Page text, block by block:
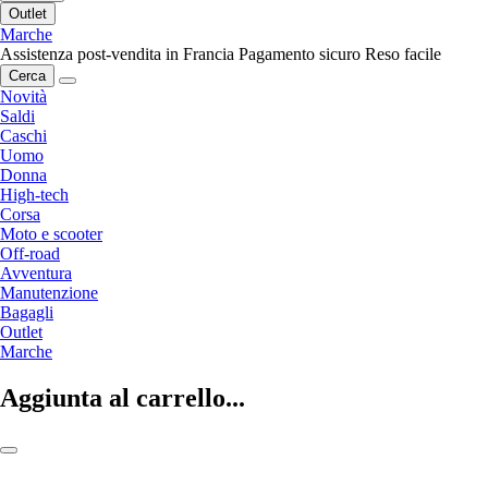
Outlet
Marche
Assistenza post-vendita in Francia Pagamento sicuro Reso facile
Cerca
Novità
Saldi
Caschi
Uomo
Donna
High-tech
Corsa
Moto e scooter
Off-road
Avventura
Manutenzione
Bagagli
Outlet
Marche
Aggiunta al carrello...